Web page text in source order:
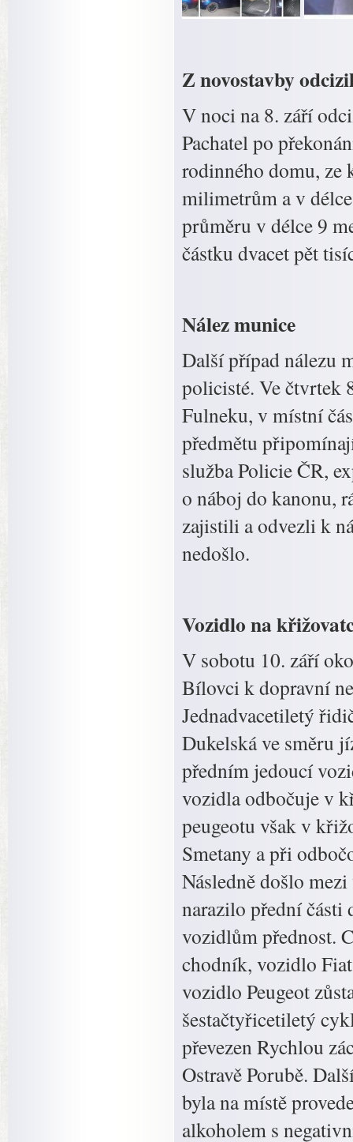
Z novostavby
V noci na 8. září
Pachatel po
rodinného domu, ze
milimetrům a v
průměru v délce 9
částku dvacet pět
Nález munice
Další případ nálezu
policisté. Ve čtvrtek
Fulneku, v místní
předmětu
služba Policie ČR,
o náboj do kanonu,
zajistili a odvezli k
nedošlo.
Vozidlo na
V sobotu 10. září
Bílovci k dopravní
Jednadvacetiletý
Dukelská ve směru
předním jedoucí
vozidla odbočuje v
peugeotu však v
Smetany a při
Následně došlo
narazilo přední
vozidlům přednost.
chodník, vozidlo
vozidlo Peugeot
šestačtyřicetiletý
převezen Rychlou
Ostravě Porubě.
byla na místě
alkoholem s